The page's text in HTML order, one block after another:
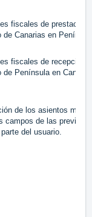
fiscales de prestación
Canarias en
fiscales de recepción
Península en
de los asientos
campos de las
del usuario.